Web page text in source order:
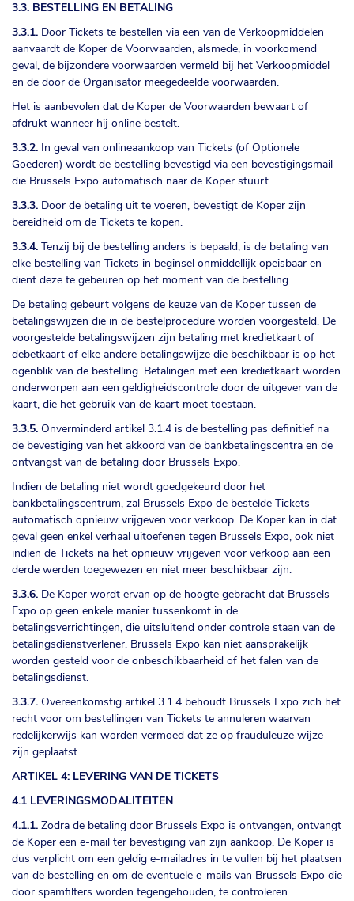
3.3. BESTELLING EN BETALING
3.3.1. Door Tickets te bestellen via een van de Verkoopmiddelen
aanvaardt de Koper de Voorwaarden, alsmede, in voorkomend
geval, de bijzondere voorwaarden vermeld bij het Verkoopmiddel
en de door de Organisator meegedeelde voorwaarden.
Het is aanbevolen dat de Koper de Voorwaarden bewaart of
afdrukt wanneer hij online bestelt.
3.3.2. In geval van onlineaankoop van Tickets (of Optionele
Goederen) wordt de bestelling bevestigd via een bevestigingsmail
die Brussels Expo automatisch naar de Koper stuurt.
3.3.3. Door de betaling uit te voeren, bevestigt de Koper zijn
bereidheid om de Tickets te kopen.
3.3.4. Tenzij bij de bestelling anders is bepaald, is de betaling van
elke bestelling van Tickets in beginsel onmiddellijk opeisbaar en
dient deze te gebeuren op het moment van de bestelling.
De betaling gebeurt volgens de keuze van de Koper tussen de
betalingswijzen die in de bestelprocedure worden voorgesteld. De
voorgestelde betalingswijzen zijn betaling met kredietkaart of
debetkaart of elke andere betalingswijze die beschikbaar is op het
ogenblik van de bestelling. Betalingen met een kredietkaart worden
onderworpen aan een geldigheidscontrole door de uitgever van de
kaart, die het gebruik van de kaart moet toestaan.
3.3.5. Onverminderd artikel 3.1.4 is de bestelling pas definitief na
de bevestiging van het akkoord van de bankbetalingscentra en de
ontvangst van de betaling door Brussels Expo.
Indien de betaling niet wordt goedgekeurd door het
bankbetalingscentrum, zal Brussels Expo de bestelde Tickets
automatisch opnieuw vrijgeven voor verkoop. De Koper kan in dat
geval geen enkel verhaal uitoefenen tegen Brussels Expo, ook niet
indien de Tickets na het opnieuw vrijgeven voor verkoop aan een
derde werden toegewezen en niet meer beschikbaar zijn.
3.3.6. De Koper wordt ervan op de hoogte gebracht dat Brussels
Expo op geen enkele manier tussenkomt in de
betalingsverrichtingen, die uitsluitend onder controle staan van de
betalingsdienstverlener. Brussels Expo kan niet aansprakelijk
worden gesteld voor de onbeschikbaarheid of het falen van de
betalingsdienst.
3.3.7. Overeenkomstig artikel 3.1.4 behoudt Brussels Expo zich het
recht voor om bestellingen van Tickets te annuleren waarvan
redelijkerwijs kan worden vermoed dat ze op frauduleuze wijze
zijn geplaatst.
ARTIKEL 4: LEVERING VAN DE TICKETS
4.1 LEVERINGSMODALITEITEN
4.1.1. Zodra de betaling door Brussels Expo is ontvangen, ontvangt
de Koper een e-mail ter bevestiging van zijn aankoop. De Koper is
dus verplicht om een geldig e-mailadres in te vullen bij het plaatsen
van de bestelling en om de eventuele e-mails van Brussels Expo die
door spamfilters worden tegengehouden, te controleren.